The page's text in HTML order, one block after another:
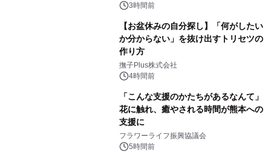
3時間前
【お盆休みの自分探し】「何がしたい
か分からない」を抜け出すトリセツの
作り方
撫子Plus株式会社
4時間前
「こんな支援のかたちがあるなんて」
花に触れ、癒やされる時間が熊本への
支援に
フラワーライフ振興協議会
5時間前